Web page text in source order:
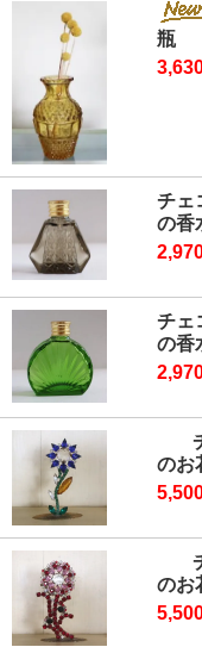
瓶
チェ
の
チェ
の
の
の